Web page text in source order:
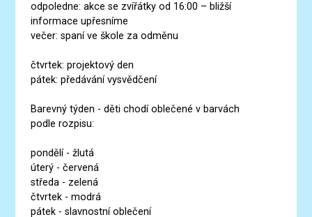
odpoledne: akce se zvířátky od 16:00 – bližší
informace upřesníme
večer: spaní ve škole za odměnu
čtvrtek: projektový den
pátek: předávání vysvědčení
Barevný týden - děti chodí oblečené v barvách
podle rozpisu:
pondělí - žlutá
úterý - červená
středa - zelená
čtvrtek - modrá
pátek - slavnostní oblečení